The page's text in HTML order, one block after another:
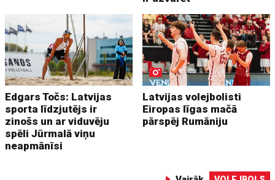
Edgars Točs: Latvijas
sporta līdzjutējs ir
zinošs un ar viduvēju
spēli Jūrmalā viņu
neapmānīsi
Latvijas volejbolisti
Eiropas līgas mačā
pārspēj Rumāniju